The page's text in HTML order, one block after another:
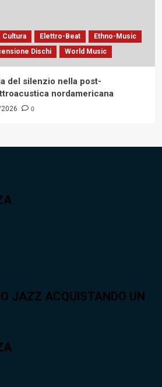
Cultura Elettro-Beat
Ethno-Music
Dischi World Music
del silenzio nella post-
nordamericana
0
JAZZ ACQUISTANDO UN